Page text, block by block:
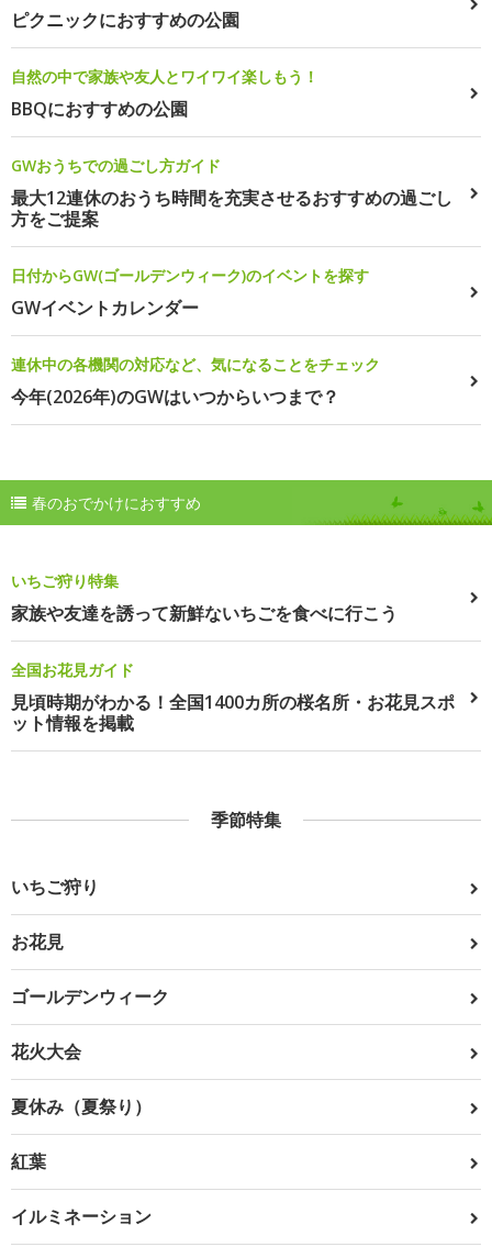
ピクニックにおすすめの公園
自然の中で家族や友人とワイワイ楽しもう！
BBQにおすすめの公園
GWおうちでの過ごし方ガイド
最大12連休のおうち時間を充実させるおすすめの過ごし
方をご提案
日付からGW(ゴールデンウィーク)のイベントを探す
GWイベントカレンダー
連休中の各機関の対応など、気になることをチェック
今年(2026年)のGWはいつからいつまで？
春のおでかけにおすすめ
いちご狩り特集
家族や友達を誘って新鮮ないちごを食べに行こう
全国お花見ガイド
見頃時期がわかる！全国1400カ所の桜名所・お花見スポ
ット情報を掲載
季節特集
いちご狩り
お花見
ゴールデンウィーク
花火大会
夏休み（夏祭り）
紅葉
イルミネーション